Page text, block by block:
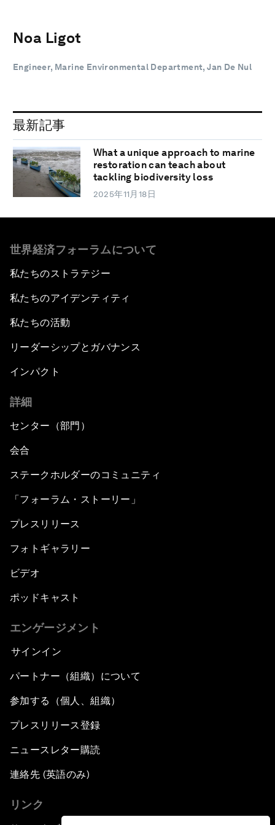
Noa Ligot
Engineer, Marine Environmental Department, Jan De Nul
最新記事
What a unique approach to marine
restoration can teach about
tackling biodiversity loss
2025年11月18日
世界経済フォーラムについて
私たちのストラテジー
私たちのアイデンティティ
私たちの活動
リーダーシップとガバナンス
インパクト
詳細
センター（部門）
会合
ステークホルダーのコミュニティ
「フォーラム・ストーリー」
プレスリリース
フォトギャラリー
ビデオ
ポッドキャスト
エンゲージメント
サインイン
パートナー（組織）について
参加する（個人、組織）
プレスリリース登録
ニュースレター購読
連絡先 (英語のみ)
リンク